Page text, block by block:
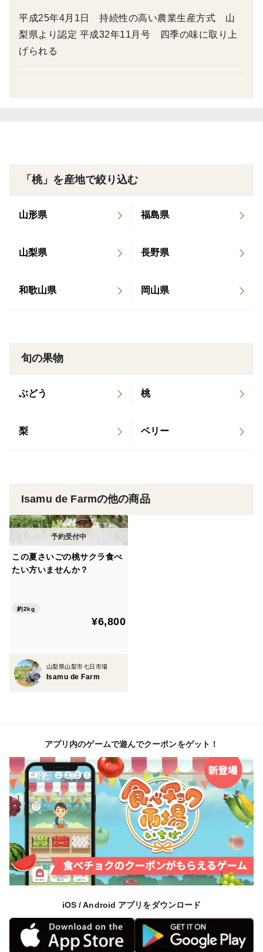
桃・葡萄を栽培する
農家さん多いです
8月中ぐらいから
桃・葡萄の両方の出荷
そこで
なんです
でも
10月あたま位まで
出荷する品種
黄桃
ちなみに
出荷の幸茜
ご存知かなぁ？
太陽の光
たっぷり浴び
桃いろと言うより
少し濃い赤
甘みはもちろん
食べた満足感
平成25年4月1日 持続性の高い農業生産方式 山
梨県より認定 平成32年11月号 四季の味に取り上
げられる
「桃」を産地で絞り込む
山形県 福島県
山梨県 長野県
和歌山県 岡山県
旬の果物
ぶどう 桃
梨 ベリー
Isamu de Farmの他の商品
この夏さいごの桃サクラ食べ
たい方いませんか？
約2kg
¥6,800
山梨県山梨市七日市場
Isamu de Farm
アプリ内のゲームで遊んでクーポンをゲット！
iOS / Android アプリをダウンロード